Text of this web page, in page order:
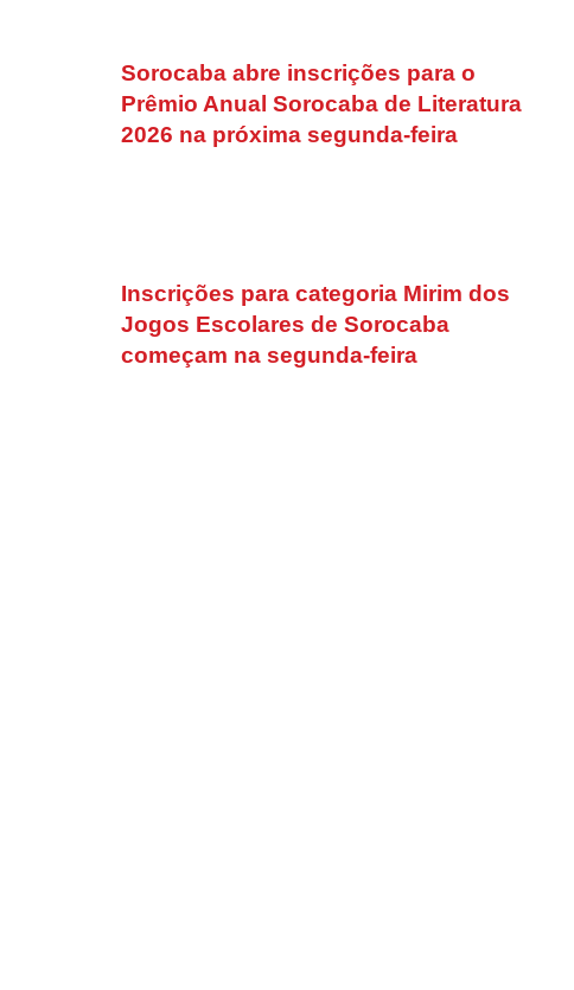
Sorocaba abre inscrições para o
Prêmio Anual Sorocaba de Literatura
2026 na próxima segunda-feira
Inscrições para categoria Mirim dos
Jogos Escolares de Sorocaba
começam na segunda-feira